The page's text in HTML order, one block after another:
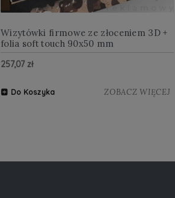
Wizytówki firmowe ze złoceniem 3D +
folia soft touch 90x50 mm
257,07 zł
Do Koszyka ZOBACZ WIĘCEJ